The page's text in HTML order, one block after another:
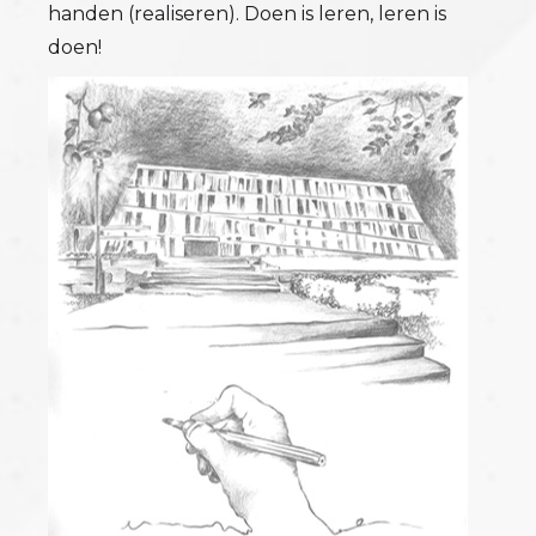
handen (realiseren). Doen is leren, leren is
doen!